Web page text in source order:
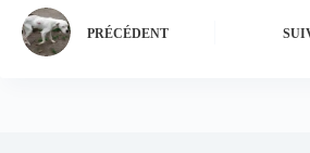
PRÉCÉDENT